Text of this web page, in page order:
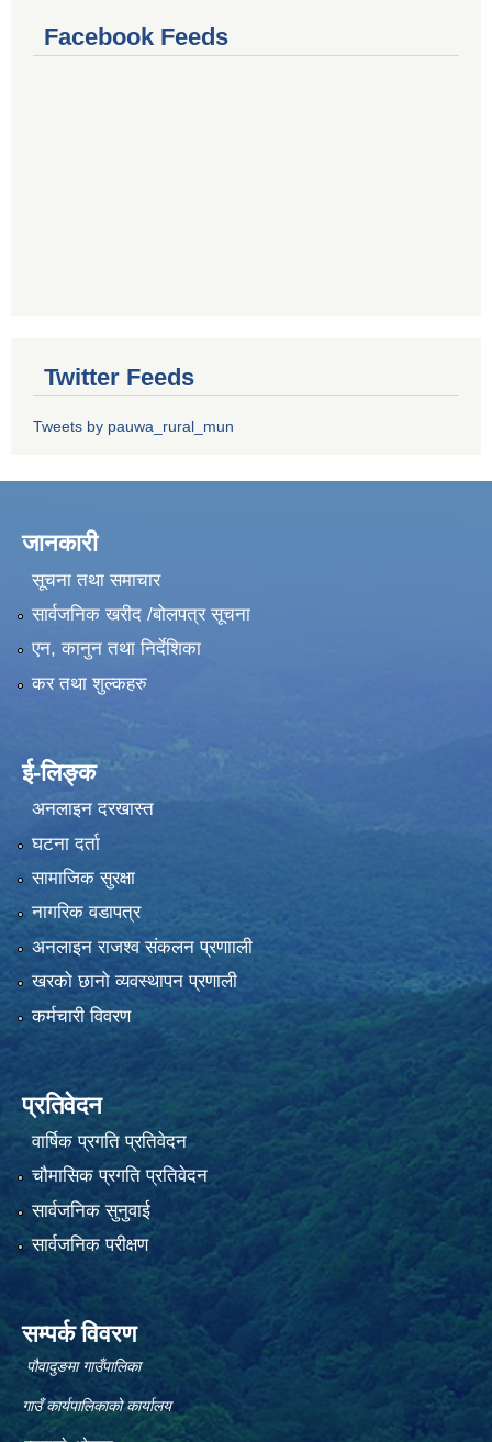
Facebook Feeds
Twitter Feeds
Tweets by pauwa_rural_mun
जानकारी
सूचना तथा समाचार
सार्वजनिक खरीद /बोलपत्र सूचना
एन, कानुन तथा निर्देशिका
कर तथा शुल्कहरु
ई-लिङ्क
अनलाइन दरखास्त
घटना दर्ता
सामाजिक सुरक्षा
नागरिक वडापत्र
अनलाइन राजश्व संकलन प्रणााली
खरको छानो व्यवस्थापन प्रणाली
कर्मचारी विवरण
प्रतिवेदन
वार्षिक प्रगति प्रतिवेदन
चौमासिक प्रगति प्रतिवेदन
सार्वजनिक सुनुवाई
सार्वजनिक परीक्षण
सम्पर्क विवरण
पौवादुङमा गाउँपालिका
गाउँ कार्यपालिकाको कार्यालय